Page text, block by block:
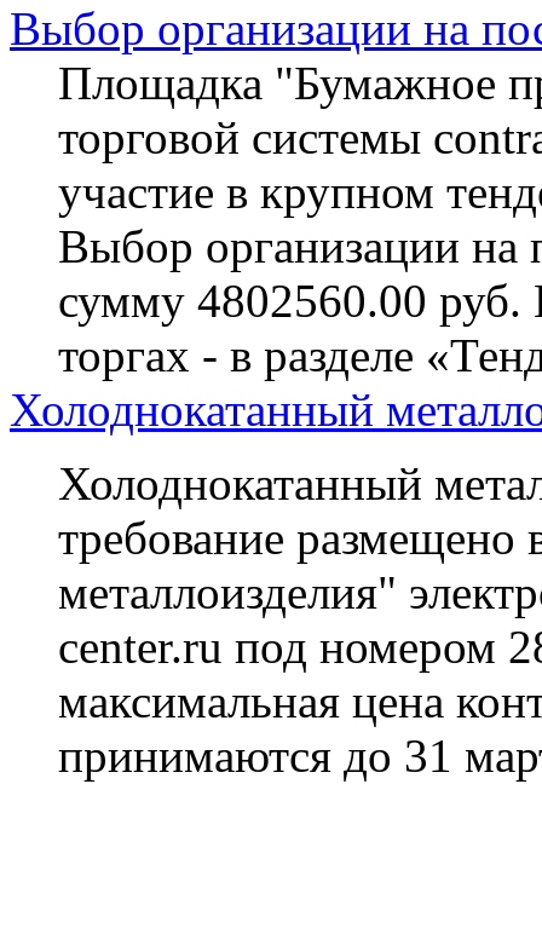
Выбор организации на
Площадка "Бумажное
торговой системы
участие в крупном
Выбор организации на
сумму 4802560.00
торгах - в разделе
Холоднокатанный
Холоднокатанный
требование размещено
металлоизделия"
center.ru под номером
максимальная цена
принимаются до 31